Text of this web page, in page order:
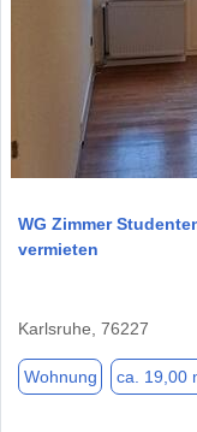
WG Zimmer
vermieten
Karlsruhe, 76227
Wohnung ca. 19,00